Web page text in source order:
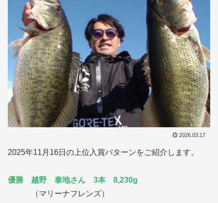
2026.03.17
2025年11月16日の上位入賞パターンをご紹介します。
優勝 越野 泰地さん 3本 8,230g
（マリーナフレンズ）